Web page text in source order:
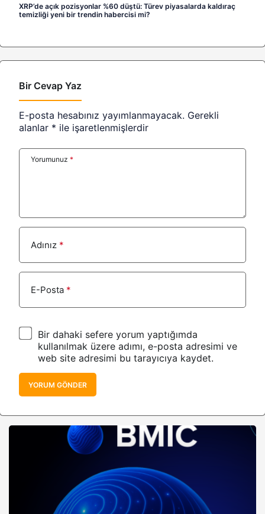
XRP’de açık pozisyonlar %60 düştü: Türev piyasalarda kaldıraç
temizliği yeni bir trendin habercisi mi?
Bir Cevap Yaz
E-posta hesabınız yayımlanmayacak. Gerekli
alanlar * ile işaretlenmişlerdir
Yorumunuz *
Adınız *
E-Posta *
Bir dahaki sefere yorum yaptığımda
kullanılmak üzere adımı, e-posta adresimi ve
web site adresimi bu tarayıcıya kaydet.
YORUM GÖNDER